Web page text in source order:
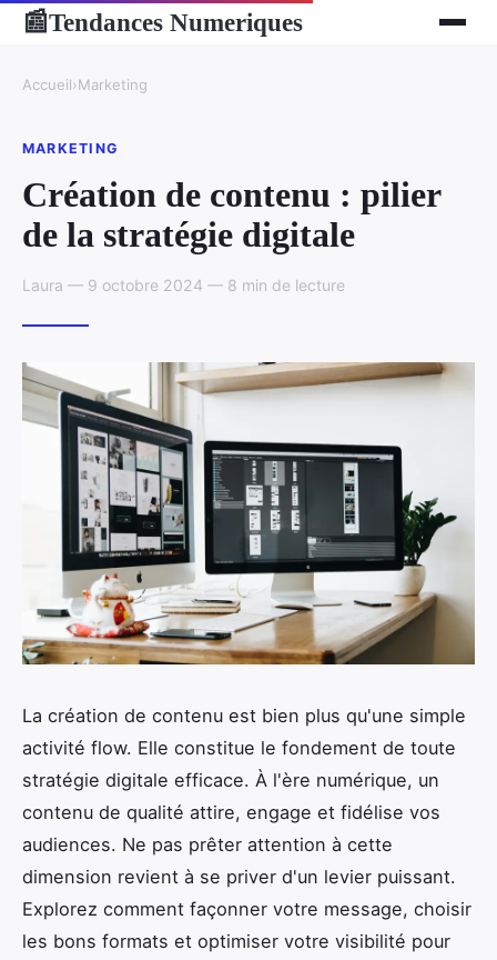
📰Tendances Numeriques
Accueil›Marketing
MARKETING
Création de contenu : pilier
de la stratégie digitale
Laura — 9 octobre 2024 — 8 min de lecture
La création de contenu est bien plus qu'une simple
activité flow. Elle constitue le fondement de toute
stratégie digitale efficace. À l'ère numérique, un
contenu de qualité attire, engage et fidélise vos
audiences. Ne pas prêter attention à cette
dimension revient à se priver d'un levier puissant.
Explorez comment façonner votre message, choisir
les bons formats et optimiser votre visibilité pour